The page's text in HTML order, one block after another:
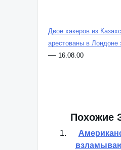
Двое хакеров из
арестованы в Лондоне
— 16.08.00
Похожие